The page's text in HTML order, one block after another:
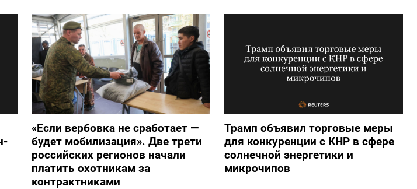
«Если вербовка не сработает —
будет мобилизация». Две трети
российских регионов начали
платить охотникам за
контрактниками
Трамп объявил торговые меры
для конкуренции с КНР в сфере
солнечной энергетики и
микрочипов